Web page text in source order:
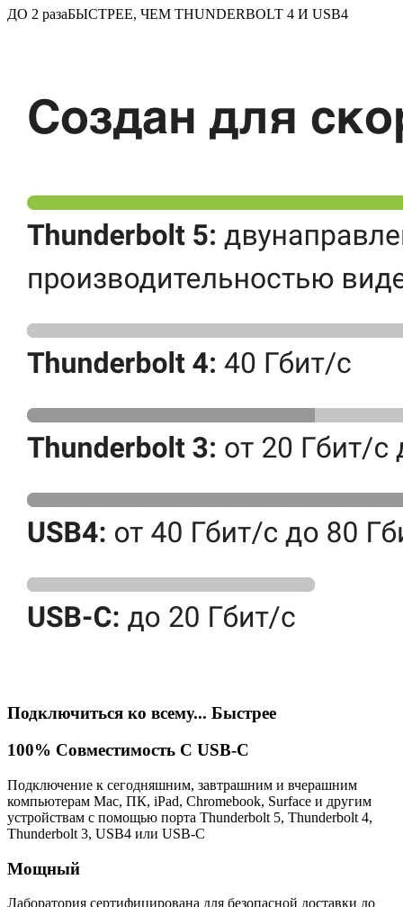
ДО 2 разаБЫСТРЕЕ, ЧЕМ THUNDERBOLT 4 И USB4
Подключиться ко всему... Быстрее
100% Совместимость С USB-C
Подключение к сегодняшним, завтрашним и вчерашним
компьютерам Mac, ПК, iPad, Chromebook, Surface и другим
устройствам с помощью порта Thunderbolt 5, Thunderbolt 4,
Thunderbolt 3, USB4 или USB-C
Мощный
Лаборатория сертифицирована для безопасной доставки до